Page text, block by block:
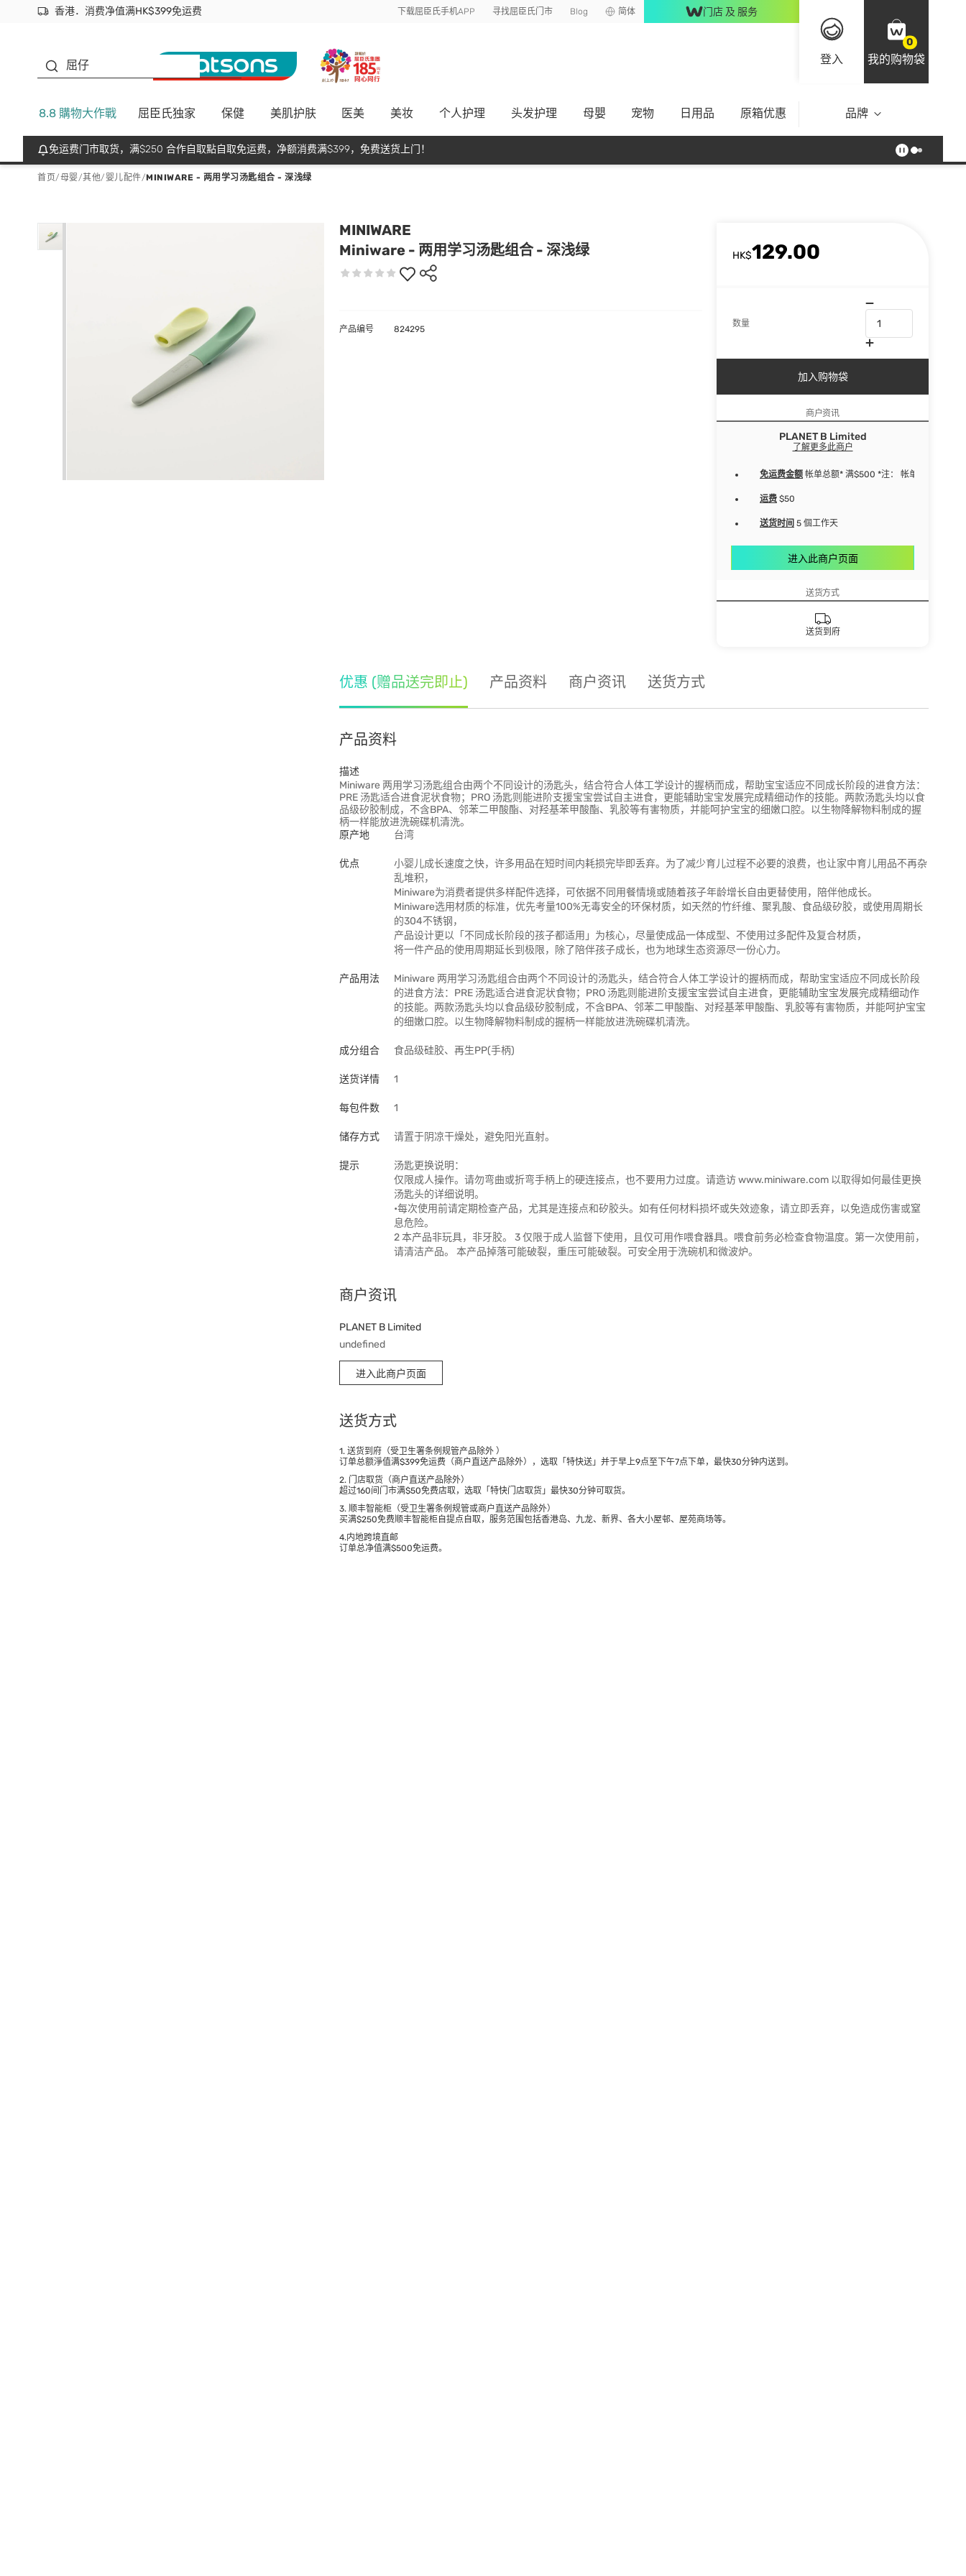
香港．消费净值满HK$399免运费
立即成为易赏钱会员尽享独家优惠
首次APP下单买满$450 输入 NEWAPP 即减$50 下载屈臣氏手机APP 寻找屈臣氏门市 Blog 简体 门店 及 服务
登入
0
我的购物袋
屈仔
8.8 購物大作戰 屈臣氏独家 保健 美肌护肤 医美 美妆 个人护理 头发护理 母嬰 宠物 日用品 原箱优惠 品牌
免运费门市取货，满$250 合作自取點自取免运费，净额消费满$399，免费送货上门！
首页/母婴/其他/婴儿配件/MINIWARE - 两用学习汤匙组合 - 深浅绿
MINIWARE
Miniware - 两用学习汤匙组合 - 深浅绿
HK$129.00
数量
加入购物袋
商户资讯
PLANET B Limited
了解更多此商户
免运费金额 帐单总额* 满$500 *注： 帐单净总额指扣
运费 $50
送货时间 5 個工作天
进入此商户页面
送货方式
送货到府
产品编号 824295
优惠 (赠品送完即止) 产品资料 商户资讯 送货方式
产品资料
描述
Miniware 两用学习汤匙组合由两个不同设计的汤匙头，结合符合人体工学设计的握柄而成，帮助宝宝适应不同成长阶段的进食方法：
PRE 汤匙适合进食泥状食物；PRO 汤匙则能进阶支援宝宝尝试自主进食，更能辅助宝宝发展完成精细动作的技能。两款汤匙头均以食
品级矽胶制成，不含BPA、邻苯二甲酸酯、对羟基苯甲酸酯、乳胶等有害物质，并能呵护宝宝的细嫩口腔。以生物降解物料制成的握
柄一样能放进洗碗碟机清洗。
原产地
台湾
优点
小婴儿成长速度之快，许多用品在短时间内耗损完毕即丢弃。为了减少育儿过程不必要的浪费，也让家中育儿用品不再杂
乱堆积，
Miniware为消费者提供多样配件选择，可依据不同用餐情境或随着孩子年龄增长自由更替使用，陪伴他成长。
Miniware选用材质的标准，优先考量100%无毒安全的环保材质，如天然的竹纤维、聚乳酸、食品级矽胶，或使用周期长
的304不锈钢，
产品设计更以「不同成长阶段的孩子都适用」为核心，尽量使成品一体成型、不使用过多配件及复合材质，
将一件产品的使用周期延长到极限，除了陪伴孩子成长，也为地球生态资源尽一份心力。
产品用法
Miniware 两用学习汤匙组合由两个不同设计的汤匙头，结合符合人体工学设计的握柄而成，帮助宝宝适应不同成长阶段
的进食方法：PRE 汤匙适合进食泥状食物；PRO 汤匙则能进阶支援宝宝尝试自主进食，更能辅助宝宝发展完成精细动作
的技能。两款汤匙头均以食品级矽胶制成，不含BPA、邻苯二甲酸酯、对羟基苯甲酸酯、乳胶等有害物质，并能呵护宝宝
的细嫩口腔。以生物降解物料制成的握柄一样能放进洗碗碟机清洗。
成分组合 食品级硅胶、再生PP(手柄)
送货详情 1
每包件数 1
储存方式 请置于阴凉干燥处，避免阳光直射。
提示
汤匙更换说明：
仅限成人操作。请勿弯曲或折弯手柄上的硬连接点，也不要用力过度。请造访 www.miniware.com 以取得如何最佳更换
汤匙头的详细说明。
•每次使用前请定期检查产品，尤其是连接点和矽胶头。如有任何材料损坏或失效迹象，请立即丢弃，以免造成伤害或窒
息危险。
2 本产品非玩具，非牙胶。 3 仅限于成人监督下使用，且仅可用作喂食器具。喂食前务必检查食物温度。第一次使用前，
请清洁产品。 本产品掉落可能破裂，重压可能破裂。可安全用于洗碗机和微波炉。
商户资讯
PLANET B Limited
undefined
进入此商户页面
送货方式
1. 送货到府（受卫生署条例规管产品除外 ）
订单总额淨值满$399免运费（商户直送产品除外），选取「特快送」并于早上9点至下午7点下单，最快30分钟内送到​。
2. 门店取货（商户直送产品除外）
超过160间门市满$50免费店取，选取「特快门店取货」最快30分钟可取货。
3. 顺丰智能柜（受卫生署条例规管或商户直送产品除外）
买满$250免费顺丰智能柜自提点自取，服务范围包括香港岛、九龙、新界、各大小屋邨、屋苑商场等。
4.内地跨境直邮
订单总净值满$500免运费。